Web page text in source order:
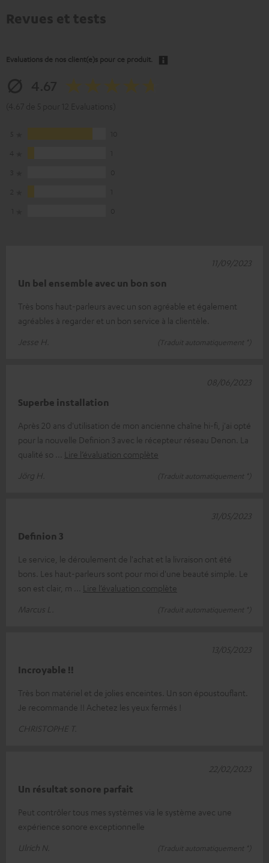
Evaluations de nos client(e)s pour ce produit.
Un bel ensemble avec un bon son
Très bons haut-parleurs avec un son agréable et également
agréables à regarder et un bon service à la clientèle.
Jesse H.
(Traduit automatiquement *)
11/09/2023
Superbe installation
Après 20 ans d'utilisation de mon ancienne chaîne hi-fi, j'ai opté
pour la nouvelle Definion 3 avec le récepteur réseau Denon. La
qualité so
Lire l’évaluation complète
Jörg H.
(Traduit automatiquement *)
08/06/2023
Definion 3
Le service, le déroulement de l'achat et la livraison ont été
bons. Les haut-parleurs sont pour moi d'une beauté simple. Le
son est clair, m
Lire l’évaluation complète
Marcus L.
(Traduit automatiquement *)
31/05/2023
Incroyable !!
Très bon matériel et de jolies enceintes. Un son époustouflant.
Je recommande !! Achetez les yeux fermés !
CHRISTOPHE T.
13/05/2023
Un résultat sonore parfait
Peut contrôler tous mes systèmes via le système avec une
expérience sonore exceptionnelle
Ulrich N.
(Traduit automatiquement *)
22/02/2023